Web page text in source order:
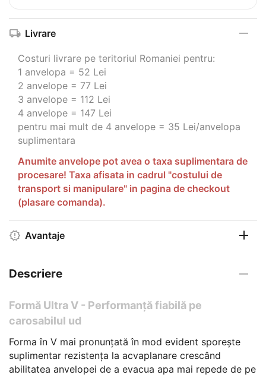
Livrare
Costuri livrare pe teritoriul Romaniei pentru:
1 anvelopa = 52 Lei
2 anvelope = 77 Lei
3 anvelope = 112 Lei
4 anvelope = 147 Lei
pentru mai mult de 4 anvelope = 35 Lei/anvelopa
suplimentara
Anumite anvelope pot avea o taxa suplimentara de
procesare! Taxa afisata in cadrul "costului de
transport si manipulare" in pagina de checkout
(plasare comanda).
Avantaje
Descriere
Formă Ultra V - Performanță fiabilă pe
carosabilul ud
Forma în V mai pronunțată în mod evident sporește
suplimentar rezistența la acvaplanare crescând
abilitatea anvelopei de a evacua apa mai repede de pe